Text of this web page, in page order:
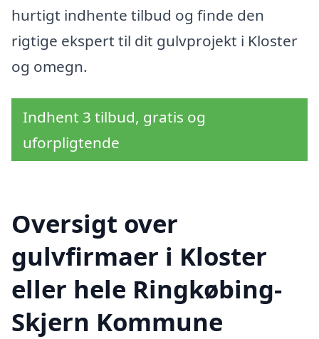
hurtigt indhente tilbud og finde den
rigtige ekspert til dit gulvprojekt i Kloster
og omegn.
Indhent 3 tilbud, gratis og
uforpligtende
Oversigt over
gulvfirmaer i Kloster
eller hele Ringkøbing-
Skjern Kommune